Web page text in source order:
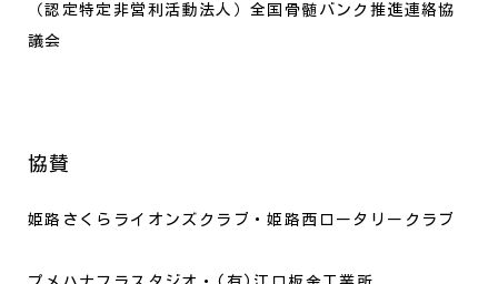
（認定特定非営利活動法人）全国骨髄バンク推進連絡協
議会
協賛
姫路さくらライオンズクラブ・姫路西ロータリークラブ